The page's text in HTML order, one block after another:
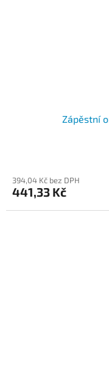
Zápěstní
394,04 Kč bez DPH
441,33 Kč